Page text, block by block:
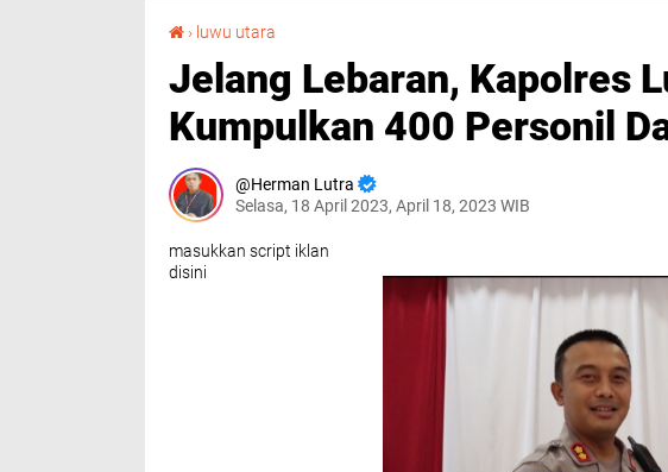
› luwu utara
Jelang Lebaran, Kapolres
Kumpulkan 400 Personil
Herman Lutra
Selasa, 18 April 2023, April 18, 2023 WIB
masukkan script iklan
disini